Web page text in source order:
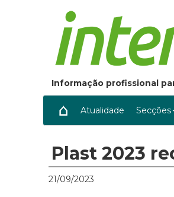
Informação profissional
Atualidade Secções
Plast 2023
21/09/2023